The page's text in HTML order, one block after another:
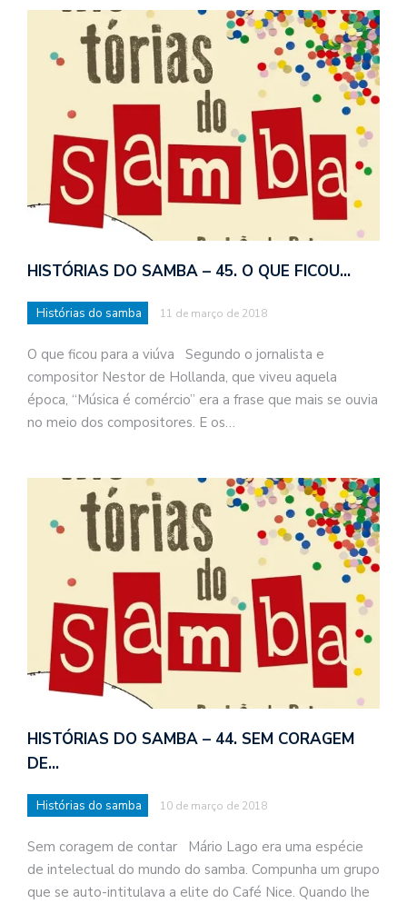
HISTÓRIAS DO SAMBA – 45. O QUE FICOU…
Histórias do samba 11 de março de 2018
O que ficou para a viúva Segundo o jornalista e
compositor Nestor de Hollanda, que viveu aquela
época, “Música é comércio” era a frase que mais se ouvia
no meio dos compositores. E os…
HISTÓRIAS DO SAMBA – 44. SEM CORAGEM
DE…
Histórias do samba 10 de março de 2018
Sem coragem de contar Mário Lago era uma espécie
de intelectual do mundo do samba. Compunha um grupo
que se auto-intitulava a elite do Café Nice. Quando lhe